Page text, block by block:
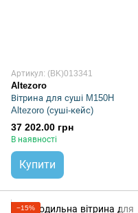
Артикул: (BK)013341
Altezoro
Вітрина для суші M150H
Altezoro (суші-кейс)
37 202.00 грн
В наявності
Купити
−15%